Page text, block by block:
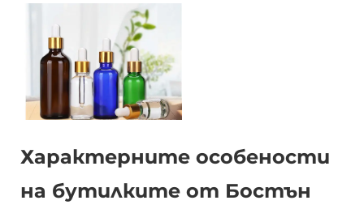
Характерните особености
на бутилките от Бостън